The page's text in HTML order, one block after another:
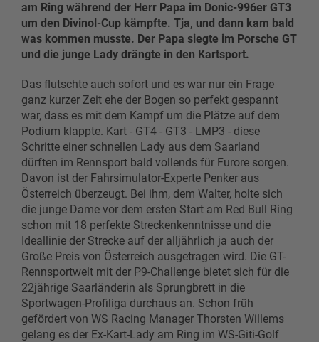
am Ring während der Herr Papa im Donic-996er GT3
um den Divinol-Cup kämpfte. Tja, und dann kam bald
was kommen musste. Der Papa siegte im Porsche GT
und die junge Lady drängte in den Kartsport.
Das flutschte auch sofort und es war nur ein Frage
ganz kurzer Zeit ehe der Bogen so perfekt gespannt
war, dass es mit dem Kampf um die Plätze auf dem
Podium klappte. Kart - GT4 - GT3 - LMP3 - diese
Schritte einer schnellen Lady aus dem Saarland
dürften im Rennsport bald vollends für Furore sorgen.
Davon ist der Fahrsimulator-Experte Penker aus
Österreich überzeugt. Bei ihm, dem Walter, holte sich
die junge Dame vor dem ersten Start am Red Bull Ring
schon mit 18 perfekte Streckenkenntnisse und die
Ideallinie der Strecke auf der alljährlich ja auch der
Große Preis von Österreich ausgetragen wird. Die GT-
Rennsportwelt mit der P9-Challenge bietet sich für die
22jährige Saarländerin als Sprungbrett in die
Sportwagen-Profiliga durchaus an. Schon früh
gefördert von WS Racing Manager Thorsten Willems
gelang es der Ex-Kart-Lady am Ring im WS-Giti-Golf